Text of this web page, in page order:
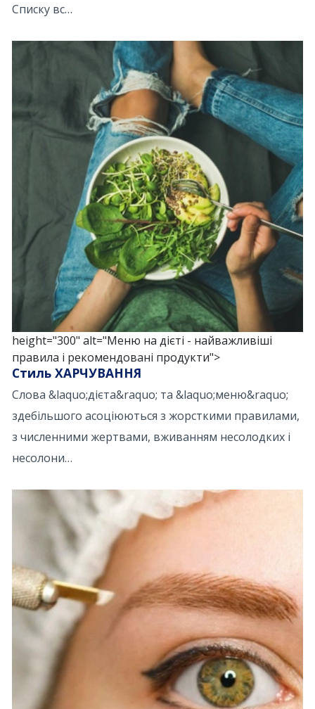
Списку вс…
height="300" alt="Меню на дієті - найважливіші
правила і рекомендовані продукти">
Стиль ХАРЧУВАННЯ
Слова &laquo;дієта&raquo; та &laquo;меню&raquo;
здебільшого асоціюються з жорсткими правилами,
з численними жертвами, вживанням несолодких і
несолони…